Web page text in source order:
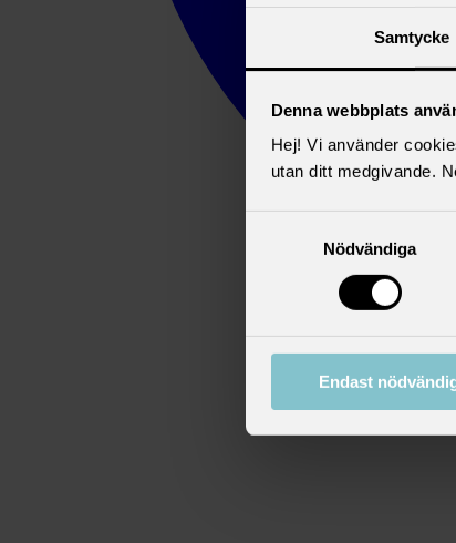
Samtycke
Denna webbplats
Hej! Vi använder
utan ditt medgivande.
Nödvändiga
Endast